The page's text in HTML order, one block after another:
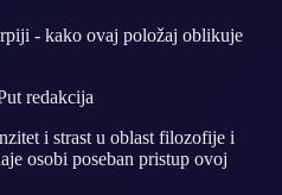
- kako ovaj položaj oblikuje
redakcija
i strast u oblast filozofije i
osobi poseban pristup ovoj